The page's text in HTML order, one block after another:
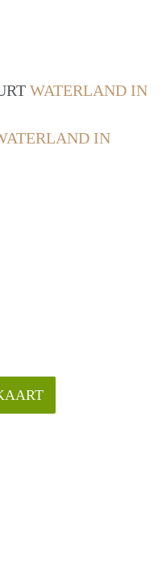
WATERLAND IN
IN